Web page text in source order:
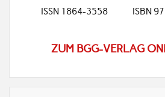
ISSN 1864-3558
ISBN
ZUM BGG-VERLAG